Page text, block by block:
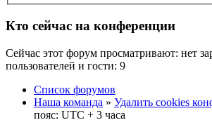
Кто сейчас на конференции
Сейчас этот форум просматривают: нет
пользователей и гости: 9
Список форумов
Наша команда » Удалить cookies
пояс: UTC + 3 часа